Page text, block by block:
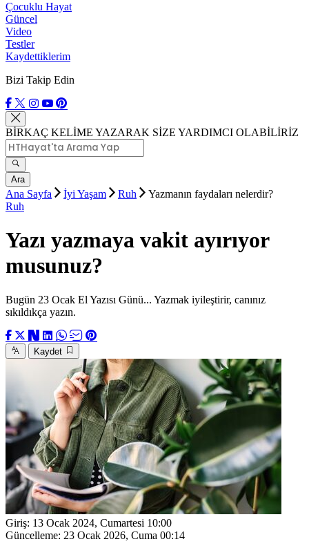
Çocuklu Hayat
Güncel
Video
Testler
Kaydettiklerim
Bizi Takip Edin
BİRKAÇ KELİME YAZARAK SİZE YARDIMCI OLABİLİRİZ
Ara
Ana Sayfa İyi Yaşam Ruh
Yazmanın faydaları nelerdir?
Ruh
Yazı yazmaya vakit ayırıyor
musunuz?
Bugün 23 Ocak El Yazısı Günü... Yazmak iyileştirir, canınız
sıkıldıkça yazın.
Kaydet
Giriş: 13 Ocak 2024, Cumartesi 10:00
Güncelleme: 23 Ocak 2026, Cuma 00:14